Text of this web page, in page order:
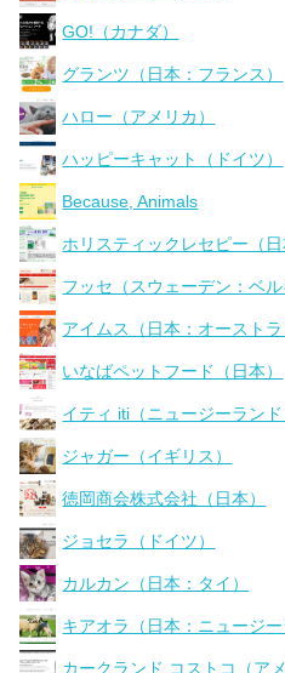
GO!（カナダ）
グランツ（日本：フランス）
ハロー（アメリカ）
ハッピーキャット（ドイツ）
Because, Animals
ホリスティックレセピー（日
フッセ（スウェーデン：ベル
アイムス（日本：オーストラ
いなばペットフード（日本）
イティ iti（ニュージーランド
ジャガー（イギリス）
徳岡商会株式会社（日本）
ジョセラ（ドイツ）
カルカン（日本：タイ）
キアオラ（日本：ニュージー
カークランド コストコ（アメ